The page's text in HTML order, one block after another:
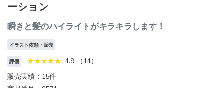
ーション
瞬きと髪のハイライトがキラキラします！
イラスト依頼・販売
評価
4.9 （14）
販売実績：15件